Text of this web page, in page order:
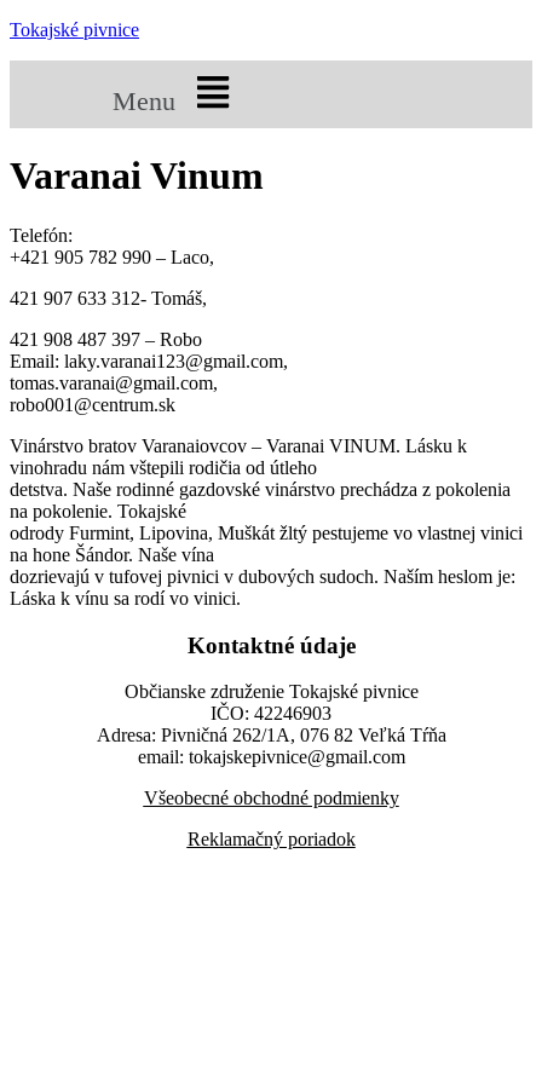
Tokajské pivnice
Menu
Varanai Vinum
Telefón:
+421 905 782 990 – Laco,
421 907 633 312- Tomáš,
421 908 487 397 – Robo
Email: laky.varanai123@gmail.com,
tomas.varanai@gmail.com,
robo001@centrum.sk
Vinárstvo bratov Varanaiovcov – Varanai VINUM. Lásku k
vinohradu nám vštepili rodičia od útleho
detstva. Naše rodinné gazdovské vinárstvo prechádza z pokolenia
na pokolenie. Tokajské
odrody Furmint, Lipovina, Muškát žltý pestujeme vo vlastnej vinici
na hone Šándor. Naše vína
dozrievajú v tufovej pivnici v dubových sudoch. Naším heslom je:
Láska k vínu sa rodí vo vinici.
Kontaktné údaje
Občianske združenie Tokajské pivnice
IČO: 42246903
Adresa: Pivničná 262/1A, 076 82 Veľká Tŕňa
email: tokajskepivnice@gmail.com
Všeobecné obchodné podmienky
Reklamačný poriadok